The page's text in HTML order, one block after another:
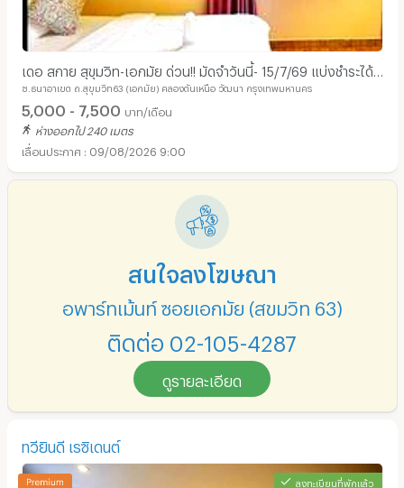
เดอ สกาย สุขุมวิท-เอกมัย ด่วน!! มัดจำวันนี้- 15/7/69 แบ่งชำระได้
2 งวด!! โทรเล้ยย
ซ.ธนาอาเขต ถ.สุขุมวิท63 (เอกมัย) คลองตันเหนือ วัฒนา กรุงเทพมหานคร
5,000 - 7,500 บาท/เดือน
ห่างออกไป 240 เมตร
09/08/2026 9:00
สนใจลงโฆษณา
อพาร์ทเม้นท์ ซอยเอกมัย (สุขุมวิท 63)
ติดต่อ 02-105-4287
ดูรายละเอียด
ทวียินดี เรซิเดนต์
ลงทะเบียนที่พักแล้ว